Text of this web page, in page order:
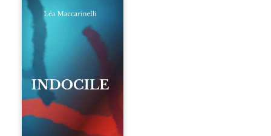
Quatre parties.
Quatre refus.
Quatre visages
d’une existence en
friction. Entre les
silences qu’on ne
déchiffre pas, les
amours qu’on
dérange, les corps
qu’on administre
et les liens qu’on
sabote, cet
ouvrage parle à